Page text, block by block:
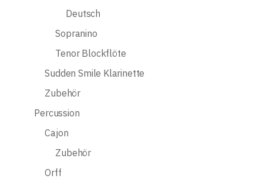
Deutsch
Sopranino
Tenor Blockflöte
Sudden Smile Klarinette
Zubehör
Percussion
Cajon
Zubehör
Orff